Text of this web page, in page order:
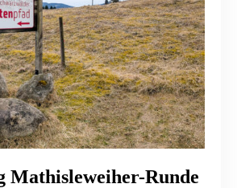
Mathisleweiher-Runde